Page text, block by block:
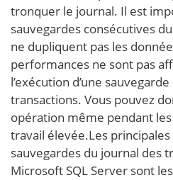
tronquer le journal. Il est
sauvegardes consécutives
ne dupliquent pas les
performances ne sont pas
l’exécution d’une
transactions. Vous pouvez
opération même pendant
travail élevée.Les
sauvegardes du journal des
Microsoft SQL Server sont